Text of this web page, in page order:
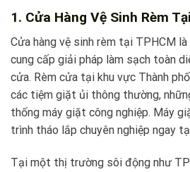
1. Cửa Hàng Vệ Sinh Rèm
Cửa hàng vệ sinh rèm tại TPHCM là
cung cấp giải pháp làm sạch toàn
cửa. Rèm cửa tại khu vực Thành
các tiệm giặt ủi thông thường,
thống máy giặt công nghiệp. Máy
trình tháo lắp chuyên nghiệp ngay
Tại một thị trường sôi động như